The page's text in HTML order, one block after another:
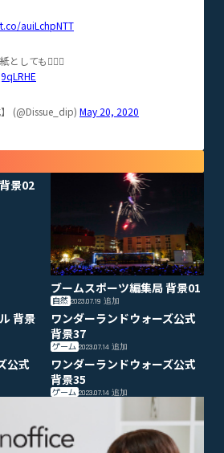
auiLchpNTT
としても🙆‍♀️✨
(@Dissue_dip) May 20, 2020
景02
ブームスポーツ編集局 背景01
自然 2023.07.19追加
背景
ワンダーランドウォーズ公式
背景37
ゲーム 2023.07.14追加
公式
ワンダーランドウォーズ公式
背景35
ゲーム 2023.07.14追加